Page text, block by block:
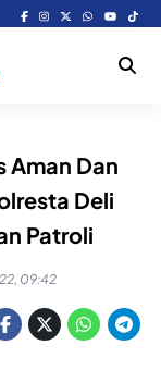
Aman Dan
Deli
Patroli
09:42